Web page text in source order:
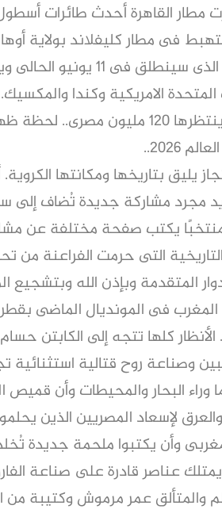
مطار القاهرة أحدث طائرات
فى مطار كليفلاند بولاية
الامريكية وكندا والمكسيك.
بدأ العد التنازلى للحظة التاريخية التى ينتظرها
يليق بتاريخها ومكانتها
مجرد مشاركة جديدة تُضاف إلى
يكتب صفحة مختلفة عن
ويكسر العقدة التاريخية التى حرمت
المتقدمة وبإذن الله وبتشجيع
فى المونديال الماضى
كلها تتجه إلى الكابتن
وصناعة روح قتالية
البحار والمحيطات وأن قميص
لإسعاد المصريين الذين
وأن يكتبوا ملحمة جديدة
عناصر قادرة على صناعة
والمتألق عمر مرموش وكتيبة من